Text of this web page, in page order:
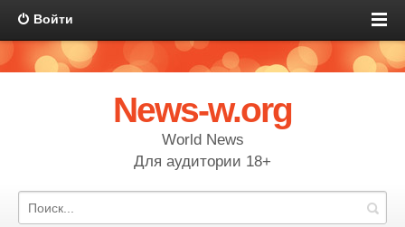
Войти
News-w.org
World News
Для аудитории 18+